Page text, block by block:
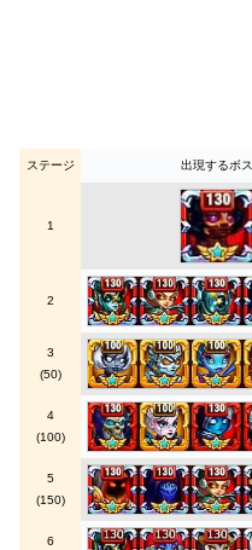
ステージ 出現するボス
1
2
3
(50)
4
(100)
5
(150)
6